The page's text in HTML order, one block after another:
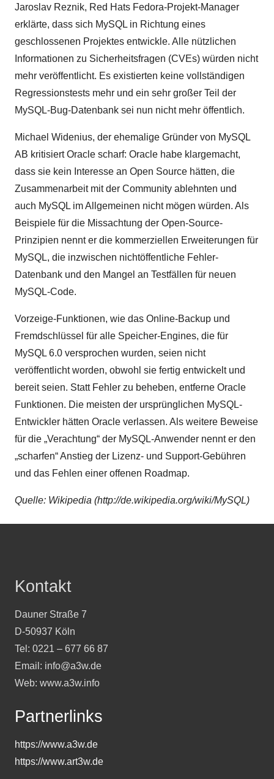
Jaroslav Reznik, Red Hats Fedora-Projekt-Manager
erklärte, dass sich MySQL in Richtung eines
geschlossenen Projektes entwickle. Alle nützlichen
Informationen zu Sicherheitsfragen (CVEs) würden nicht
mehr veröffentlicht. Es existierten keine vollständigen
Regressionstests mehr und ein sehr großer Teil der
MySQL-Bug-Datenbank sei nun nicht mehr öffentlich.
Michael Widenius, der ehemalige Gründer von MySQL
AB kritisiert Oracle scharf: Oracle habe klargemacht,
dass sie kein Interesse an Open Source hätten, die
Zusammenarbeit mit der Community ablehnten und
auch MySQL im Allgemeinen nicht mögen würden. Als
Beispiele für die Missachtung der Open-Source-
Prinzipien nennt er die kommerziellen Erweiterungen für
MySQL, die inzwischen nichtöffentliche Fehler-
Datenbank und den Mangel an Testfällen für neuen
MySQL-Code.
Vorzeige-Funktionen, wie das Online-Backup und
Fremdschlüssel für alle Speicher-Engines, die für
MySQL 6.0 versprochen wurden, seien nicht
veröffentlicht worden, obwohl sie fertig entwickelt und
bereit seien. Statt Fehler zu beheben, entferne Oracle
Funktionen. Die meisten der ursprünglichen MySQL-
Entwickler hätten Oracle verlassen. Als weitere Beweise
für die „Verachtung“ der MySQL-Anwender nennt er den
„scharfen“ Anstieg der Lizenz- und Support-Gebühren
und das Fehlen einer offenen Roadmap.
Quelle: Wikipedia (http://de.wikipedia.org/wiki/MySQL)
Kontakt
Dauner Straße 7
D-50937 Köln
Tel: 0221 – 677 66 87
Email: info@a3w.de
Web: www.a3w.info
Partnerlinks
https://www.a3w.de
https://www.art3w.de